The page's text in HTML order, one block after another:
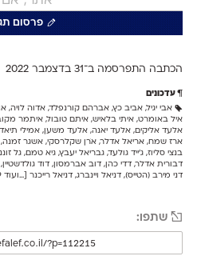
פרסום
הכתבה התפרסמה ב־31 ב דצמבר 2022
עדכונים
אבי יגיל, אביב כץ, אברהם קורנפלד, אדוה לויה,
איל באומרט, איתי בלאיש, איתם טובול, איתמר
אלעד אליקים, אלעד יאנה, אלעד משען, אמילי
ארז שמח, אריאל אדלר, אֹרן שקלרסקי, אשגר זמנה,
בנצי סליוז, ג׳ייד גולעד, גבריאל יעבץ, גיא טמם, גל
דבורית אדלר, דדי כהן, דוב אברמסון, דוד גולדשטיין,
דני מירב (הטייס), דניאל ויינברג, דניאל רייכנר[...ועוד 119 תגיות]
שתפו: